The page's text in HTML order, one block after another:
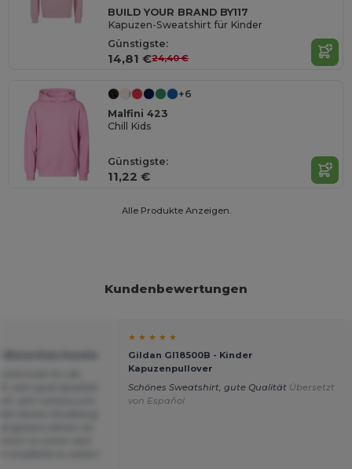
BUILD YOUR BRAND BY117
Kapuzen-Sweatshirt für Kinder
Günstigste:
14,81 €24,40 €
+6
Malfini 423
Chill Kids
Günstigste:
11,22 €
Alle Produkte Anzeigen.
Kundenbewertungen
★ ★ ★ ★ ★
Gildan GI18500B - Kinder
Kapuzenpullover
Schönes Sweatshirt, gute Qualität Übersetzt
von Español